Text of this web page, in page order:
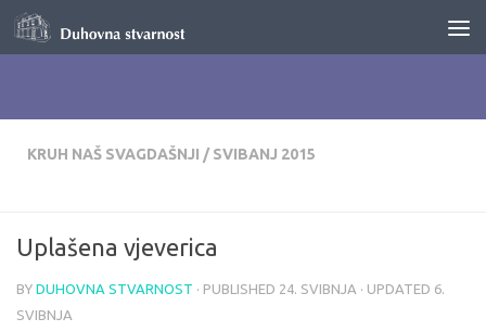
Skip to content
KRUH NAŠ SVAGDAŠNJI / SVIBANJ 2015
Uplašena vjeverica
BY DUHOVNA STVARNOST · PUBLISHED 24. SVIBNJA · UPDATED 6.
SVIBNJA